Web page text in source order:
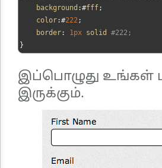
    background
:#fff;
    color
:#222;
    border
: 1px solid #222;
}
இப்பொழுது உங்கள்
இருக்கும்.